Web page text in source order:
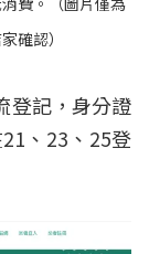
確認）
登記，身分證
、23、25登